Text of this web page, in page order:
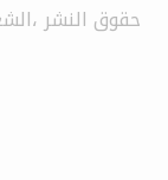
حقوق النشر